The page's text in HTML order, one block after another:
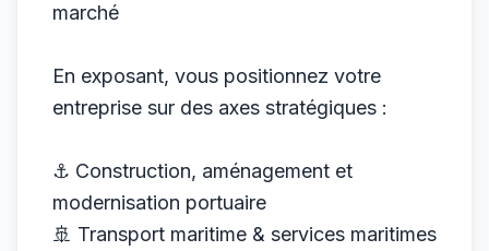
marché
En exposant, vous positionnez votre
entreprise sur des axes stratégiques :
⚓ Construction, aménagement et
modernisation portuaire
🚢 Transport maritime & services maritimes